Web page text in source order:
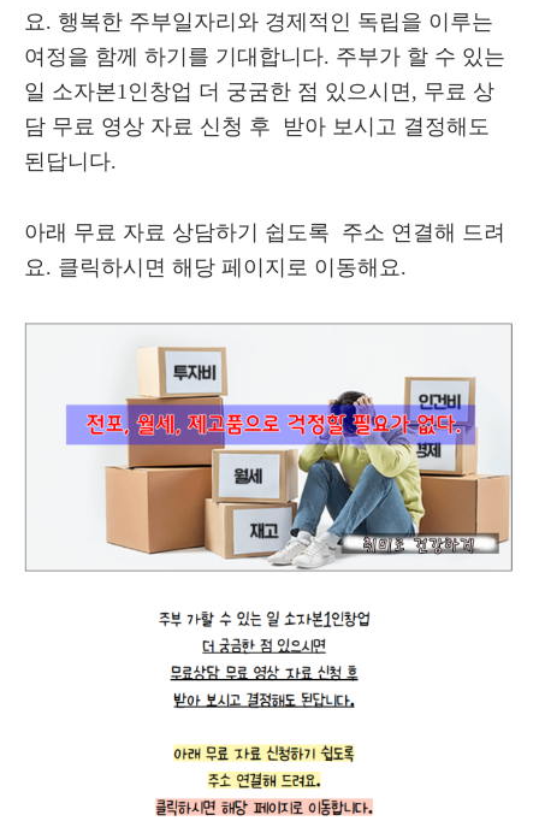
요. 행복한 주부일자리와 경제적인 독립을 이루는
여정을 함께 하기를 기대합니다. 주부가 할 수 있는
일 소자본1인창업 더 궁굼한 점 있으시면, 무료 상
담 무료 영상 자료 신청 후 받아 보시고 결정해도
된답니다.
아래 무료 자료 상담하기 쉽도록 주소 연결해 드려
요. 클릭하시면 해당 페이지로 이동해요.